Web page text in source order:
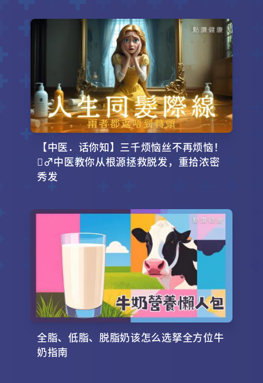
【中医．话你知】三千烦恼丝不再烦恼！
‍♂️中医教你从根源拯救脱发，重拾浓密
秀发
全脂、低脂、脱脂奶该怎么选拏全方位牛
奶指南